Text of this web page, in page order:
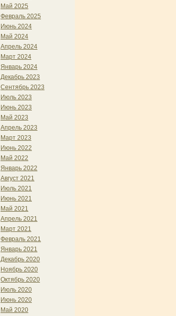
Май 2025
Февраль 2025
Июнь 2024
Май 2024
Апрель 2024
Март 2024
Январь 2024
Декабрь 2023
Сентябрь 2023
Июль 2023
Июнь 2023
Май 2023
Апрель 2023
Март 2023
Июнь 2022
Май 2022
Январь 2022
Август 2021
Июль 2021
Июнь 2021
Май 2021
Апрель 2021
Март 2021
Февраль 2021
Январь 2021
Декабрь 2020
Ноябрь 2020
Октябрь 2020
Июль 2020
Июнь 2020
Май 2020